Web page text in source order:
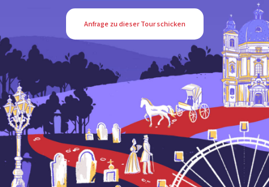
Anfrage zu dieser Tour schicken